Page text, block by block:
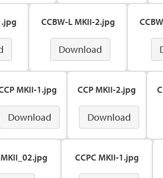
CCBW-L MKII-2.jpg
Download
MKII-1.jpg
Download
CCP MKII-2.jpg
Download
CCPC MKII-1.jpg